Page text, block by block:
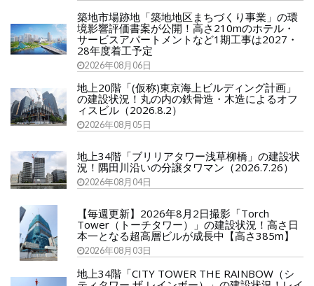
築地市場跡地「築地地区まちづくり事業」の環
境影響評価書案が公開！高さ210mのホテル・
サービスアパートメントなど1期工事は2027・
28年度着工予定
2026年08月06日
地上20階「(仮称)東京海上ビルディング計画」
の建設状況！丸の内の鉄骨造・木造によるオフ
ィスビル（2026.8.2）
2026年08月05日
地上34階「ブリリアタワー浅草柳橋」の建設状
況！隅田川沿いの分譲タワマン（2026.7.26）
2026年08月04日
【毎週更新】2026年8月2日撮影「Torch
Tower（トーチタワー）」の建設状況！高さ日
本一となる超高層ビルが成長中【高さ385m】
2026年08月03日
地上34階「CITY TOWER THE RAINBOW（シ